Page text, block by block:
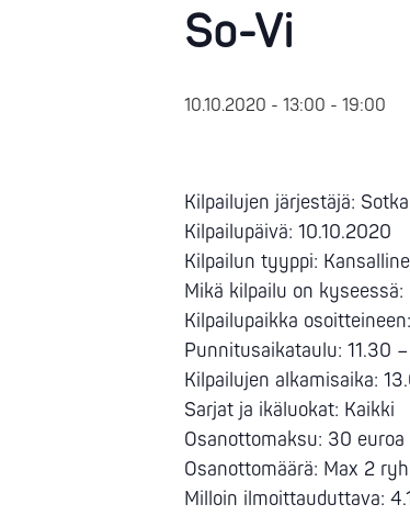
So-Vi
10.10.2020 - 13:00 - 19:00
Kilpailujen järjestäjä:
Kilpailupäivä: 10.10.2020
Kilpailun tyyppi:
Mikä kilpailu on
Kilpailupaikka
Punnitusaikataulu: 11.30
Kilpailujen alkamisaika:
Sarjat ja ikäluokat: Kaikki
Osanottomaksu: 30 euroa
Osanottomäärä: Max 2
Milloin ilmoittauduttava: